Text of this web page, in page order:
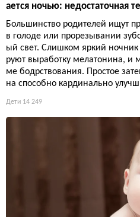
ается ночью: недостаточная
Большинство родителей ищут
в голоде или прорезывании
ый свет. Слишком яркий
руют выработку мелатонина, и
ме бодрствования. Простое
на способно кардинально
Дети 14 249